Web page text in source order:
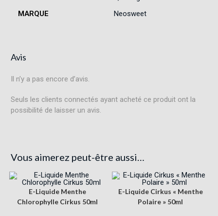
MARQUE
Neosweet
Avis
Il n’y a pas encore d’avis.
Seuls les clients connectés ayant acheté ce produit ont la
possibilité de laisser un avis.
Vous aimerez peut-être aussi…
E-Liquide Menthe
Chlorophylle Cirkus 50ml
E-Liquide Cirkus « Menthe
Polaire » 50ml